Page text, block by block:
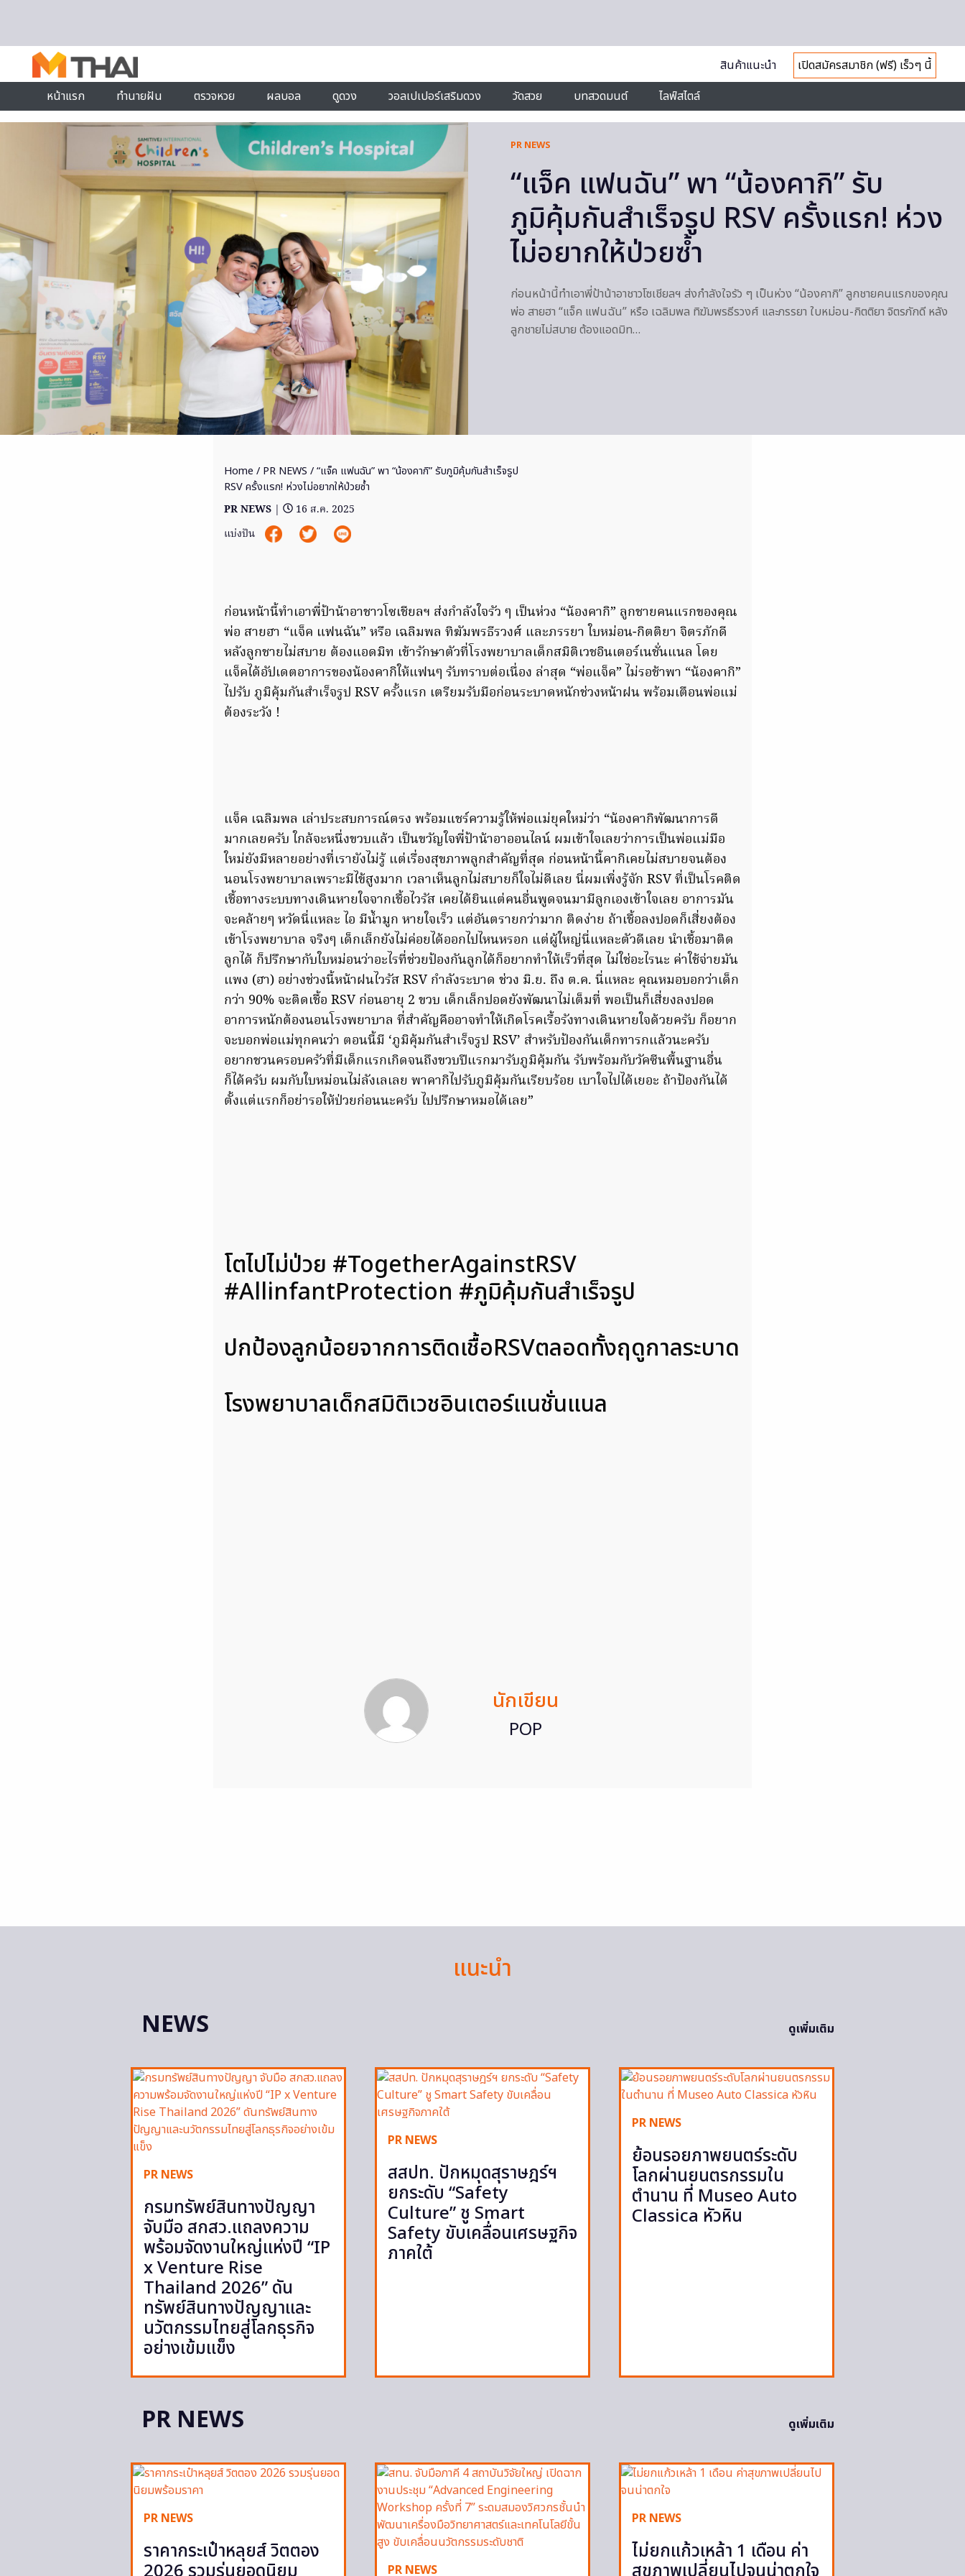
สินค้าแนะนำ
เปิดสมัครสมาชิก (ฟรี) เร็วๆ นี้
หน้าแรก
ทำนายฝัน ตรวจหวย ผลบอล ดูดวง วอลเปเปอร์เสริมดวง วัดสวย บทสวดมนต์ ไลฟ์สไตล์
PR NEWS
“แจ็ค แฟนฉัน” พา “น้องคากิ” รับ
ภูมิคุ้มกันสำเร็จรูป RSV ครั้งแรก! ห่วง
ไม่อยากให้ป่วยซ้ำ
ก่อนหน้านี้ทำเอาพี่ป้าน้าอาชาวโซเชียลฯ ส่งกำลังใจรัว ๆ เป็นห่วง “น้องคากิ” ลูกชายคนแรกของคุณ
พ่อ สายฮา “แจ็ค แฟนฉัน” หรือ เฉลิมพล ทิฆัมพรธีรวงศ์ และภรรยา ใบหม่อน-กิตติยา จิตรภักดี หลัง
ลูกชายไม่สบาย ต้องแอดมิท…
Home / PR NEWS / “แจ็ค แฟนฉัน” พา “น้องคากิ” รับภูมิคุ้มกันสำเร็จรูป
RSV ครั้งแรก! ห่วงไม่อยากให้ป่วยซ้ำ
PR NEWS |
16 ส.ค. 2025
แบ่งปัน
ก่อนหน้านี้ทำเอาพี่ป้าน้าอาชาวโซเชียลฯ ส่งกำลังใจรัว ๆ เป็นห่วง “น้องคากิ” ลูกชายคนแรกของคุณ
พ่อ สายฮา “แจ็ค แฟนฉัน” หรือ เฉลิมพล ทิฆัมพรธีรวงศ์ และภรรยา ใบหม่อน-กิตติยา จิตรภักดี
หลังลูกชายไม่สบาย ต้องแอดมิท เข้ารักษาตัวที่โรงพยาบาลเด็กสมิติเวชอินเตอร์เนชั่นแนล โดย
แจ็คได้อัปเดตอาการของน้องคากิให้แฟนๆ รับทราบต่อเนื่อง ล่าสุด “พ่อแจ็ค” ไม่รอช้าพา “น้องคากิ”
ไปรับ ภูมิคุ้มกันสำเร็จรูป RSV ครั้งแรก เตรียมรับมือก่อนระบาดหนักช่วงหน้าฝน พร้อมเตือนพ่อแม่
ต้องระวัง !
แจ็ค เฉลิมพล เล่าประสบการณ์ตรง พร้อมแชร์ความรู้ให้พ่อแม่ยุคใหม่ว่า “น้องคากิพัฒนาการดี
มากเลยครับ ใกล้จะหนึ่งขวบแล้ว เป็นขวัญใจพี่ป้าน้าอาออนไลน์ ผมเข้าใจเลยว่าการเป็นพ่อแม่มือ
ใหม่ยังมีหลายอย่างที่เรายังไม่รู้ แต่เรื่องสุขภาพลูกสำคัญที่สุด ก่อนหน้านี้คากิเคยไม่สบายจนต้อง
นอนโรงพยาบาลเพราะมีไข้สูงมาก เวลาเห็นลูกไม่สบายก็ใจไม่ดีเลย นี่ผมเพิ่งรู้จัก RSV ที่เป็นโรคติด
เชื้อทางระบบทางเดินหายใจจากเชื้อไวรัส เคยได้ยินแต่คนอื่นพูดจนมามีลูกเองเข้าใจเลย อาการมัน
จะคล้ายๆ หวัดนี่แหละ ไอ มีน้ำมูก หายใจเร็ว แต่อันตรายกว่ามาก ติดง่าย ถ้าเชื้อลงปอดก็เสี่ยงต้อง
เข้าโรงพยาบาล จริงๆ เด็กเล็กยังไม่ค่อยได้ออกไปไหนหรอก แต่ผู้ใหญ่นี่แหละตัวดีเลย นำเชื้อมาติด
ลูกได้ ก็ปรึกษากับใบหม่อนว่าอะไรที่ช่วยป้องกันลูกได้ก็อยากทำให้เร็วที่สุด ไม่ใช่อะไรนะ ค่าใช้จ่ายมัน
แพง (ฮา) อย่างช่วงนี้หน้าฝนไวรัส RSV กำลังระบาด ช่วง มิ.ย. ถึง ต.ค. นี่แหละ คุณหมอบอกว่าเด็ก
กว่า 90% จะติดเชื้อ RSV ก่อนอายุ 2 ขวบ เด็กเล็กปอดยังพัฒนาไม่เต็มที่ พอเป็นก็เสี่ยงลงปอด
อาการหนักต้องนอนโรงพยาบาล ที่สำคัญคืออาจทำให้เกิดโรคเรื้อรังทางเดินหายใจด้วยครับ ก็อยาก
จะบอกพ่อแม่ทุกคนว่า ตอนนี้มี ‘ภูมิคุ้มกันสำเร็จรูป RSV’ สำหรับป้องกันเด็กทารกแล้วนะครับ
อยากชวนครอบครัวที่มีเด็กแรกเกิดจนถึงขวบปีแรกมารับภูมิคุ้มกัน รับพร้อมกับวัคซีนพื้นฐานอื่น
ก็ได้ครับ ผมกับใบหม่อนไม่ลังเลเลย พาคากิไปรับภูมิคุ้มกันเรียบร้อย เบาใจไปได้เยอะ ถ้าป้องกันได้
ตั้งแต่แรกก็อย่ารอให้ป่วยก่อนนะครับ ไปปรึกษาหมอได้เลย”
โตไปไม่ป่วย #TogetherAgainstRSV
#AllinfantProtection #ภูมิคุ้มกันสำเร็จรูป
ปกป้องลูกน้อยจากการติดเชื้อRSVตลอดทั้งฤดูกาลระบาด
โรงพยาบาลเด็กสมิติเวชอินเตอร์แนชั่นแนล
นักเขียน
POP
แนะนำ
NEWS
ดูเพิ่มเติม
PR NEWS
กรมทรัพย์สินทางปัญญา
จับมือ สกสว.แถลงความ
พร้อมจัดงานใหญ่แห่งปี “IP
x Venture Rise
Thailand 2026” ดัน
ทรัพย์สินทางปัญญาและ
นวัตกรรมไทยสู่โลกธุรกิจ
อย่างเข้มแข็ง
PR NEWS
สสปท. ปักหมุดสุราษฎร์ฯ
ยกระดับ “Safety
Culture” ชู Smart
Safety ขับเคลื่อนเศรษฐกิจ
ภาคใต้
PR NEWS
ย้อนรอยภาพยนตร์ระดับ
โลกผ่านยนตรกรรมใน
ตำนาน ที่ Museo Auto
Classica หัวหิน
PR NEWS ดูเพิ่มเติม
PR NEWS
ราคากระเป๋าหลุยส์ วิตตอง
PR NEWS
PR NEWS
ไม่ยกแก้วเหล้า 1 เดือน ค่า